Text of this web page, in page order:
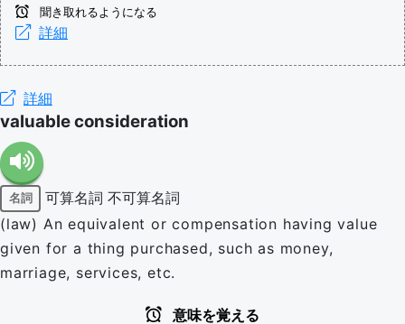
聞き取れるようになる
詳細
詳細
valuable consideration
名詞 可算名詞 不可算名詞
(law) An equivalent or compensation having value
given for a thing purchased, such as money,
marriage, services, etc.
意味を覚える